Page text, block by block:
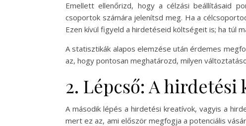
Emellett ellenőrizd, hogy a célzási beállításaid
csoportok számára jelenítsd meg. Ha a
Ezen kívül figyeld a hirdetéseid költségeit is; ha túl
A statisztikák alapos elemzése után érdemes
az, hogy pontosan meghatározd, milyen
2. Lépcső: A
A második lépés a hirdetési kreatívok, vagyis a
mert ez az, ami először megfogja a potenciális